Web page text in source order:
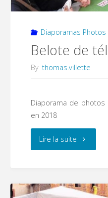
l’Amitié"
Diaporamas Photos
Belote de
By thomas.villette
Diaporama de
en 2018
Lire la suite"Belote
téléthon"